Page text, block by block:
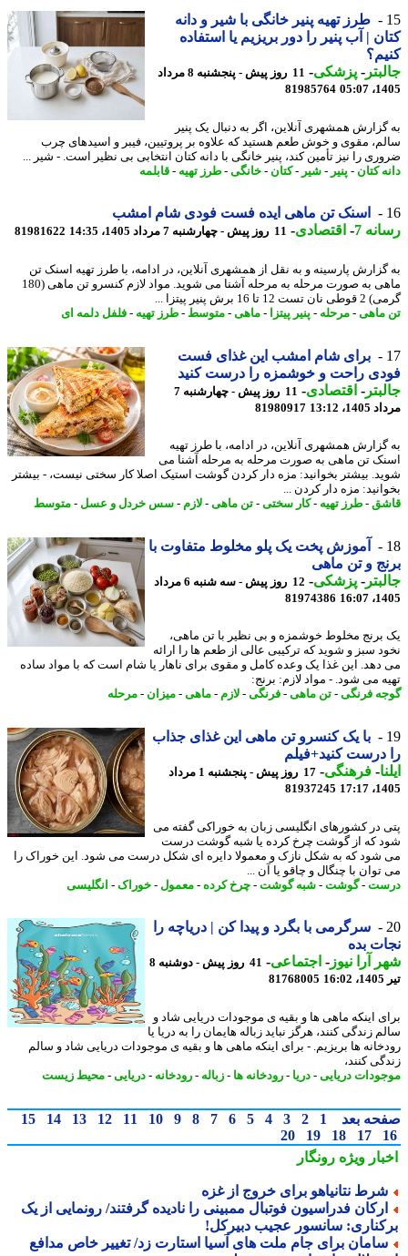
طرز تهیه پنیر خانگی با شیر و دانه
| آب پنیر را دور بریزیم یا استفاده
-پزشکی-
11 روز پیش - پنجشنبه 8 مرداد
81985764
همشهری آنلاین، اگر به دنبال یک پنیر
مقوی و خوش طعم هستید که علاوه بر پروتیین، فیبر و اسیدهای چرب
را نیز تأمین کند، پنیر خانگی با دانه کتان انتخابی بی نظیر است. - شیر ...
کتان-پنیر-شیر -کتان-خانگی-طرز تهیه -قابلمه
اسنک تن ماهی ایده فست فودی شام امشب
7
-اقتصادی-11 روز پیش - چهارشنبه 7 مرداد 1405، 14:35 81981622
پارسینه و به نقل از همشهری آنلاین، در ادامه، با طرز تهیه اسنک تن
ماهی به صورت مرحله به مرحله آشنا می شوید. مواد لازم کنسرو تن ماهی (180
16 برش پنیر پیتزا ...
-مرحله-پنیر پیتزا -ماهی-متوسط-طرز تهیه -فلفل دلمه ای
برای شام امشب این غذای فست
راحت و خوشمزه را درست کنید
-اقتصادی-
11 روز پیش - چهارشنبه 7
13:12
81980917
همشهری آنلاین، در ادامه، با طرز تهیه
تن ماهی به صورت مرحله به مرحله آشنا می
بیشتر بخوانید: مزه دار کردن گوشت استیک اصلا کار سختی نیست، - بیشتر
مزه دار کردن ...
-طرز تهیه -کار سختی-تن ماهی-لازم -سس خردل و عسل-متوسط
آموزش پخت یک پلو مخلوط متفاوت با
و تن ماهی
-پزشکی-
12 روز پیش - سه شنبه 6 مرداد
81974386
مخلوط خوشمزه و بی نظیر با تن ماهی،
سبز و شوید که ترکیبی عالی از طعم ها را ارائه
این غذا یک وعده کامل و مقوی برای ناهار یا شام است که با مواد ساده
می شود. - مواد لازم: برنج:
فرنگی -تن ماهی-فرنگی -لازم -ماهی-میزان- مرحله
با یک کنسرو تن ماهی این غذای جذاب
درست کنید+فیلم
-فرهنگی-
17 روز پیش - پنجشنبه 1 مرداد
81937245
در کشورهای انگلیسی زبان به خوراکی گفته می
که از گوشت چرخ کرده یا شبه گوشت درست
که به شکل نازک و معمولا دایره ای شکل درست می شود. این خوراک را
با چنگال و چاقو یا آن ...
-گوشت-شبه گوشت-چرخ کرده- معمول-خوراک- انگلیسی
سرگرمی با بگرد و پیدا کن | دریاچه را
بده
آرا نیوز-اجتماعی-
41 روز پیش - دوشنبه 8
81768005
اینکه ماهی ها و بقیه ی موجودات دریایی شاد و
زندگی کنند، هرگز نباید زباله هایمان را به دریا یا
ها بریزیم. - برای اینکه ماهی ها و بقیه ی موجودات دریایی شاد و سالم
کنند،
دریایی -دریا-رودخانه ها- زباله-رودخانه-دریایی -محیط زیست
بعد 1
2
3
4
5
6
7
8
9
10
11
12
13
14
15
17
18
19
20
ویژهرونگار
نتانیاهو برای خروج از غزه
فدراسیون فوتبال ممبینی را نادیده گرفتند/ رونمایی از یک
سانسور عجیب دبیرکل!
برای جام ملت های آسیا استارت زد/ تغییر خاص مدافع